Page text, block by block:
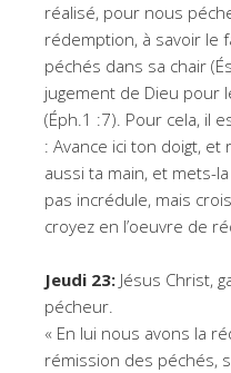
réalisé, pour nous
rédemption, à savoir le
péchés dans sa chair
jugement de Dieu pour
(Éph.1 :7). Pour cela, il
: Avance ici ton doigt, et
aussi ta main, et mets-
pas incrédule, mais
croyez en l’oeuvre de
Jeudi 23: Jésus Christ,
pécheur.
« En lui nous avons la
rémission des péchés,